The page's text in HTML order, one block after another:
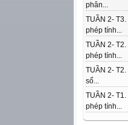
phân...
TUẦN 2-
phép tính...
TUẦN 2-
phép tính...
TUẦN 2-
số...
TUẦN 2-
phép tính...